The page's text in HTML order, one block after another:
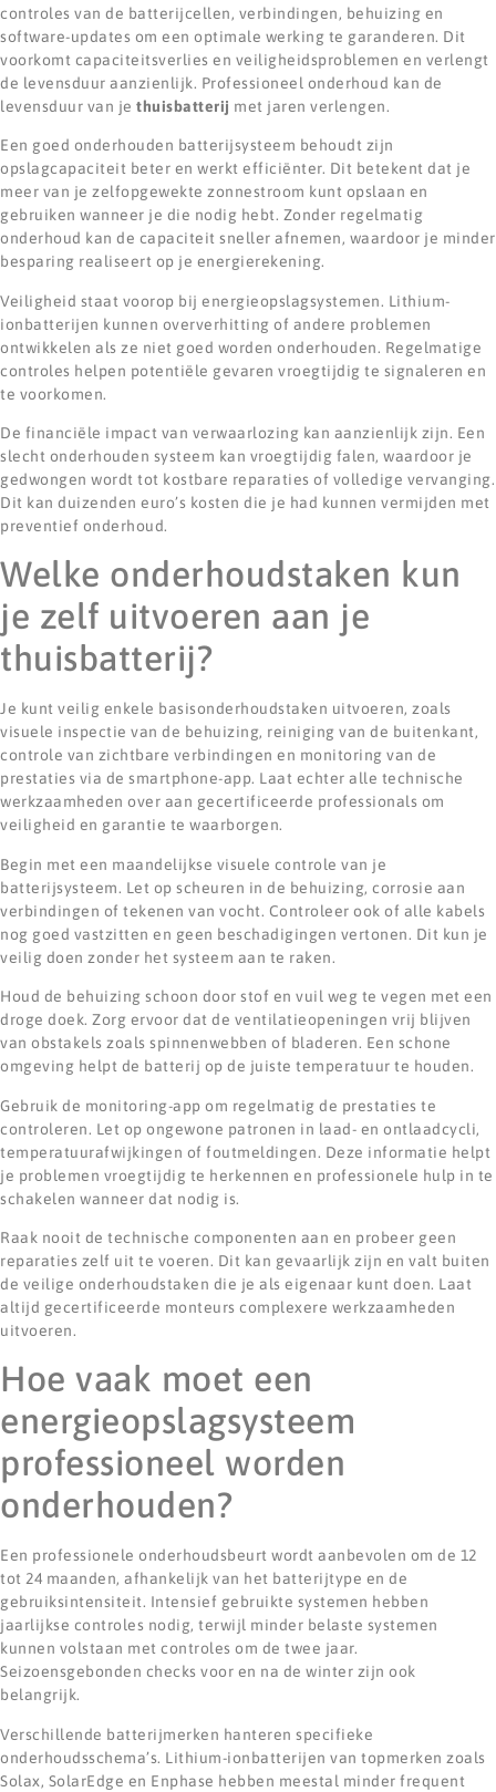
controles van de batterijcellen, verbindingen, behuizing en
software-updates om een optimale werking te garanderen. Dit
voorkomt capaciteitsverlies en veiligheidsproblemen en verlengt
de levensduur aanzienlijk. Professioneel onderhoud kan de
levensduur van je thuisbatterij met jaren verlengen.
Een goed onderhouden batterijsysteem behoudt zijn
opslagcapaciteit beter en werkt efficiënter. Dit betekent dat je
meer van je zelfopgewekte zonnestroom kunt opslaan en
gebruiken wanneer je die nodig hebt. Zonder regelmatig
onderhoud kan de capaciteit sneller afnemen, waardoor je minder
besparing realiseert op je energierekening.
Veiligheid staat voorop bij energieopslagsystemen. Lithium-
ionbatterijen kunnen oververhitting of andere problemen
ontwikkelen als ze niet goed worden onderhouden. Regelmatige
controles helpen potentiële gevaren vroegtijdig te signaleren en
te voorkomen.
De financiële impact van verwaarlozing kan aanzienlijk zijn. Een
slecht onderhouden systeem kan vroegtijdig falen, waardoor je
gedwongen wordt tot kostbare reparaties of volledige vervanging.
Dit kan duizenden euro’s kosten die je had kunnen vermijden met
preventief onderhoud.
Welke onderhoudstaken kun
je zelf uitvoeren aan je
thuisbatterij?
Je kunt veilig enkele basisonderhoudstaken uitvoeren, zoals
visuele inspectie van de behuizing, reiniging van de buitenkant,
controle van zichtbare verbindingen en monitoring van de
prestaties via de smartphone-app. Laat echter alle technische
werkzaamheden over aan gecertificeerde professionals om
veiligheid en garantie te waarborgen.
Begin met een maandelijkse visuele controle van je
batterijsysteem. Let op scheuren in de behuizing, corrosie aan
verbindingen of tekenen van vocht. Controleer ook of alle kabels
nog goed vastzitten en geen beschadigingen vertonen. Dit kun je
veilig doen zonder het systeem aan te raken.
Houd de behuizing schoon door stof en vuil weg te vegen met een
droge doek. Zorg ervoor dat de ventilatieopeningen vrij blijven
van obstakels zoals spinnenwebben of bladeren. Een schone
omgeving helpt de batterij op de juiste temperatuur te houden.
Gebruik de monitoring-app om regelmatig de prestaties te
controleren. Let op ongewone patronen in laad- en ontlaadcycli,
temperatuurafwijkingen of foutmeldingen. Deze informatie helpt
je problemen vroegtijdig te herkennen en professionele hulp in te
schakelen wanneer dat nodig is.
Raak nooit de technische componenten aan en probeer geen
reparaties zelf uit te voeren. Dit kan gevaarlijk zijn en valt buiten
de veilige onderhoudstaken die je als eigenaar kunt doen. Laat
altijd gecertificeerde monteurs complexere werkzaamheden
uitvoeren.
Hoe vaak moet een
energieopslagsysteem
professioneel worden
onderhouden?
Een professionele onderhoudsbeurt wordt aanbevolen om de 12
tot 24 maanden, afhankelijk van het batterijtype en de
gebruiksintensiteit. Intensief gebruikte systemen hebben
jaarlijkse controles nodig, terwijl minder belaste systemen
kunnen volstaan met controles om de twee jaar.
Seizoensgebonden checks voor en na de winter zijn ook
belangrijk.
Verschillende batterijmerken hanteren specifieke
onderhoudsschema’s. Lithium-ionbatterijen van topmerken zoals
Solax, SolarEdge en Enphase hebben meestal minder frequent